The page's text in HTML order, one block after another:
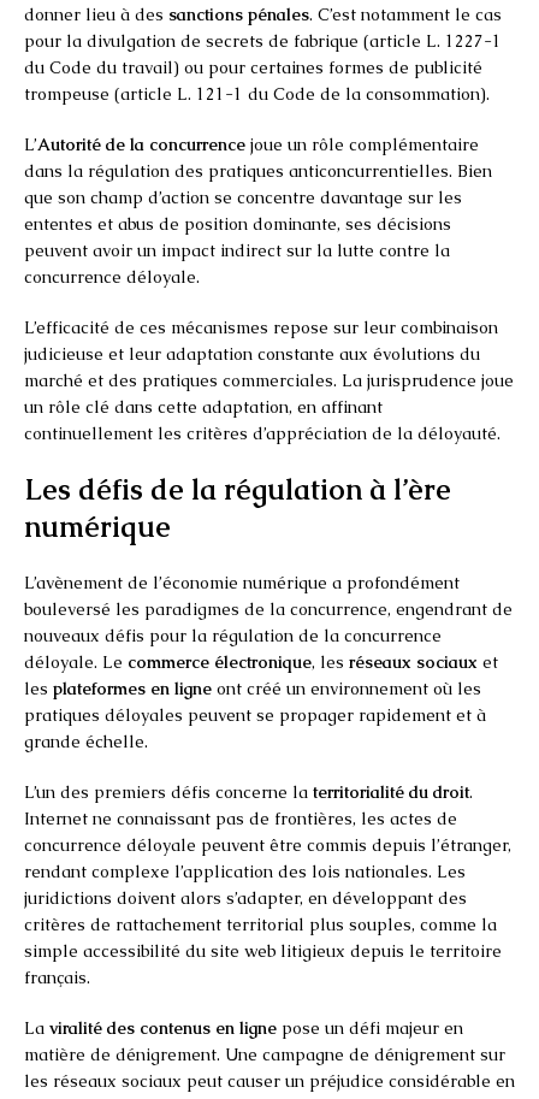
donner lieu à des sanctions pénales. C’est notamment le cas
pour la divulgation de secrets de fabrique (article L. 1227-1
du Code du travail) ou pour certaines formes de publicité
trompeuse (article L. 121-1 du Code de la consommation).
L’Autorité de la concurrence joue un rôle complémentaire
dans la régulation des pratiques anticoncurrentielles. Bien
que son champ d’action se concentre davantage sur les
ententes et abus de position dominante, ses décisions
peuvent avoir un impact indirect sur la lutte contre la
concurrence déloyale.
L’efficacité de ces mécanismes repose sur leur combinaison
judicieuse et leur adaptation constante aux évolutions du
marché et des pratiques commerciales. La jurisprudence joue
un rôle clé dans cette adaptation, en affinant
continuellement les critères d’appréciation de la déloyauté.
Les défis de la régulation à l’ère
numérique
L’avènement de l’économie numérique a profondément
bouleversé les paradigmes de la concurrence, engendrant de
nouveaux défis pour la régulation de la concurrence
déloyale. Le commerce électronique, les réseaux sociaux et
les plateformes en ligne ont créé un environnement où les
pratiques déloyales peuvent se propager rapidement et à
grande échelle.
L’un des premiers défis concerne la territorialité du droit.
Internet ne connaissant pas de frontières, les actes de
concurrence déloyale peuvent être commis depuis l’étranger,
rendant complexe l’application des lois nationales. Les
juridictions doivent alors s’adapter, en développant des
critères de rattachement territorial plus souples, comme la
simple accessibilité du site web litigieux depuis le territoire
français.
La viralité des contenus en ligne pose un défi majeur en
matière de dénigrement. Une campagne de dénigrement sur
les réseaux sociaux peut causer un préjudice considérable en